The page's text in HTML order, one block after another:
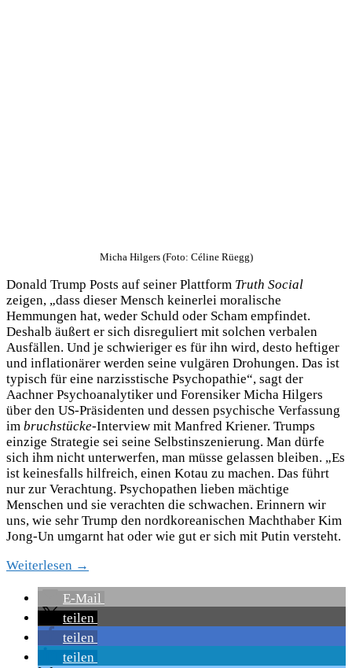
Micha Hilgers (Foto: Céline Rüegg)
Donald Trump Posts auf seiner Plattform Truth Social
zeigen, „dass dieser Mensch keinerlei moralische
Hemmungen hat, weder Schuld oder Scham empfindet.
Deshalb äußert er sich disreguliert mit solchen verbalen
Ausfällen. Und je schwieriger es für ihn wird, desto heftiger
und inflationärer werden seine vulgären Drohungen. Das ist
typisch für eine narzisstische Psychopathie“, sagt der
Aachner Psychoanalytiker und Forensiker Micha Hilgers
über den US-Präsidenten und dessen psychische Verfassung
im bruchstücke-Interview mit Manfred Kriener. Trumps
einzige Strategie sei seine Selbstinszenierung. Man dürfe
sich ihm nicht unterwerfen, man müsse gelassen bleiben. „Es
ist keinesfalls hilfreich, einen Kotau zu machen. Das führt
nur zur Verachtung. Psychopathen lieben mächtige
Menschen und sie verachten die schwachen. Erinnern wir
uns, wie sehr Trump den nordkoreanischen Machthaber Kim
Jong-Un umgarnt hat oder wie gut er sich mit Putin versteht.
Weiterlesen →
E-Mail
teilen
teilen
teilen